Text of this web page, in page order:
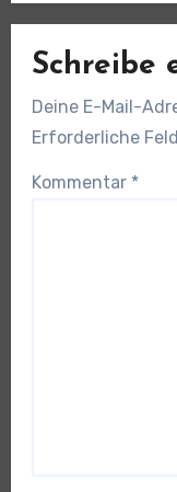
Schreibe
Deine E-Mail-
Erforderliche
Kommentar *